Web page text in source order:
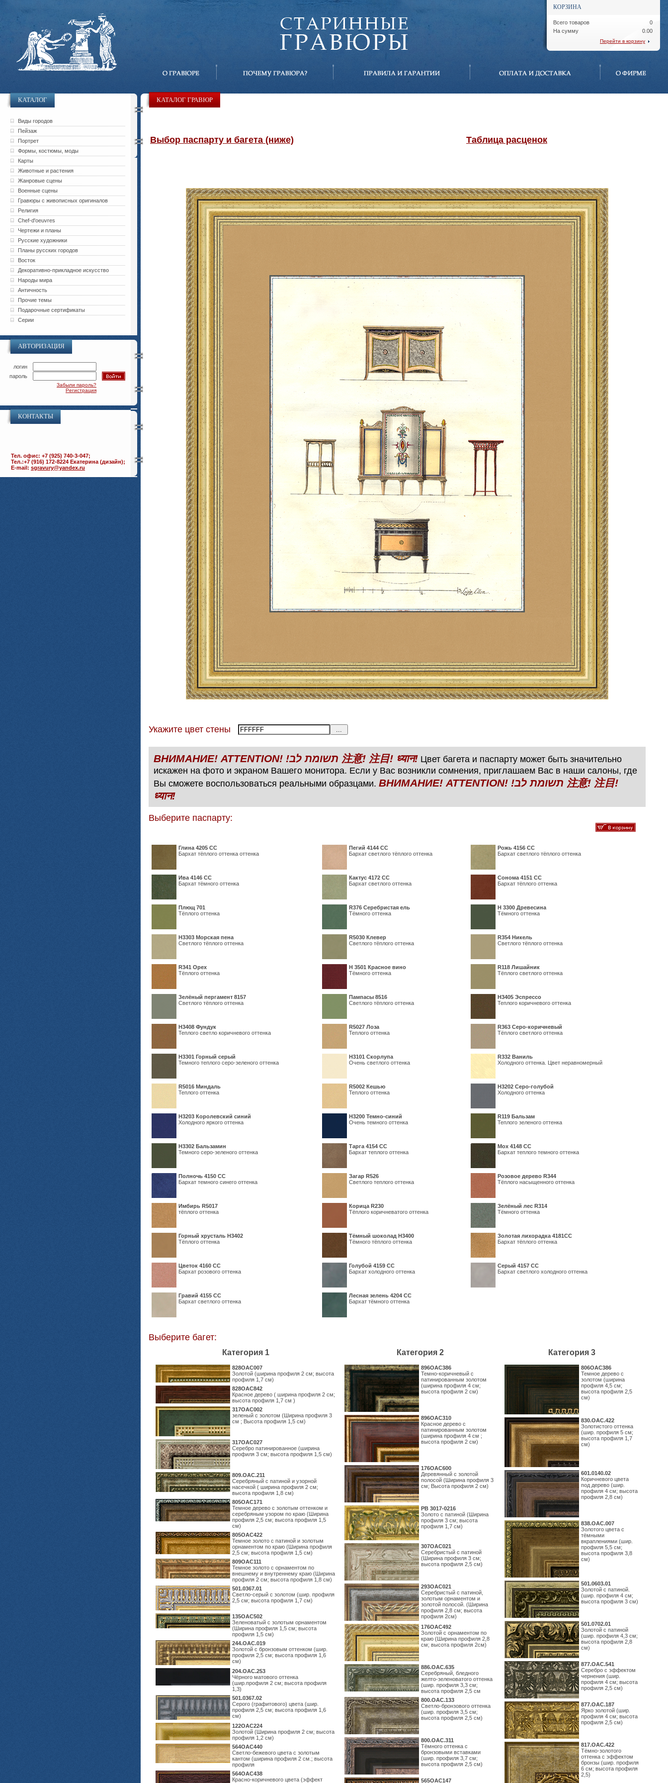
КОРЗИНА
Всего товаров
На сумму
0
0.00
Перейти в корзину
КАТАЛОГ
Виды городов
Пейзаж
Портрет
Формы, костюмы, моды
Карты
Животные и растения
Жанровые сцены
Военные сцены
Гравюры с живописных оригиналов
Религия
Chef-d'oeuvres
Чертежи и планы
Русские художники
Планы русских городов
Восток
Декоративно-прикладное искусство
Народы мира
Античность
Прочие темы
Подарочные сертификаты
Серии
АВТОРИЗАЦИЯ
логин
пароль
Забыли пароль?
Регистрация
КОНТАКТЫ
Тел. офис: +7 (925) 740-3-047;
Тел.:+7 (916) 172-8224 Екатерина (дизайн);
E-mail: sgravury@yandex.ru
КАТАЛОГ ГРАВЮР
Выбор паспарту и багета (ниже) Таблица расценок
Укажите цвет стены
ВНИМАНИЕ! ATTENTION! !תשומת לב 注意! 注目! ध्यान! Цвет багета и паспарту может быть значительно
искажен на фото и экраном Вашего монитора. Если у Вас возникли сомнения, приглашаем Вас в наши салоны, где
Вы сможете воспользоваться реальными образцами. ВНИМАНИЕ! ATTENTION! !תשומת לב 注意! 注目!
ध्यान!
Выберите паспарту:
Глина 4205 СС
Бархат тёплого оттенка оттенка
Пегий 4144 СС
Бархат светлого тёплого оттенка
Рожь 4156 СС
Бархат светлого тёплого оттенка
Ива 4146 СС
Бархат тёмного оттенка
Кактус 4172 СС
Бархат светлого оттенка
Сонома 4151 СС
Бархат тёплого оттенка
Плющ 701
Тёплого оттенка
R376 Серебристая ель
Тёмного оттенка
H 3300 Древесина
Тёмного оттенка
H3303 Морская пена
Светлого тёплого оттенка
R5030 Клевер
Светлого тёплого оттенка
R354 Никель
Светлого тёплого оттенка
R341 Орех
Тёплого оттенка
Н 3501 Красное вино
Тёмного оттенка
R118 Лишайник
Тёплого светлого оттенка
Зелёный пергамент 8157
Светлого тёплого оттенка
Пампасы 8516
Светлого тёплого оттенка
Н3405 Эспрессо
Теплого коричневого оттенка
Н3408 Фундук
Теплого светло коричневого оттенка
R5027 Лоза
Теплого оттенка
R363 Серо-коричневый
Тёплого светлого оттенка
Н3301 Горный серый
Темного теплого серо-зеленого оттенка
Н3101 Скорлупа
Очень светлого оттенка
R332 Ваниль
Холодного оттенка. Цвет неравномерный
R5016 Миндаль
Теплого оттенка
R5002 Кешью
Теплого оттенка
Н3202 Серо-голубой
Холодного оттенка
Н3203 Королевский синий
Холодного яркого оттенка
Н3200 Темно-синий
Очень темного оттенка
R119 Бальзам
Теплого зеленого оттенка
Н3302 Бальзамин
Темного серо-зеленого оттенка
Тарга 4154 СС
Бархат теплого оттенка
Мох 4148 СС
Бархат теплого темного оттенка
Полночь 4150 СС
Бархат темного синего оттенка
Загар R526
Светлого теплого оттенка
Розовое дерево R344
Тёплого насыщенного оттенка
Имбирь R5017
тёплого оттенка
Корица R230
Тёплого коричневатого оттенка
Зелёный лес R314
Тёмного оттенка
Горный хрусталь H3402
Тёплого оттенка
Тёмный шоколад H3400
Тёмного тёплого оттенка
Золотая лихорадка 4181СС
Бархат тёплого оттенка
Цветок 4160 СС
Бархат розового оттенка
Голубой 4159 СС
Бархат холодного оттенка
Серый 4157 СС
Бархат светлого холодного оттенка
Гравий 4155 СС
Бархат светлого оттенка
Лесная зелень 4204 СС
Бархат тёмного оттенка
Выберите багет:
Категория 1 Категория 2 Категория 3
828OAC007
Золотой (ширина профиля 2 см; высота
профиля 1,7 см)
828OAC842
Красное дерево ( ширина профиля 2 см;
высота профиля 1,7 см )
317OAC002
зеленый с золотом (Ширина профиля 3
см ; Высота профиля 1,5 см)
317OAC027
Серебро патинированное (ширина
профиля 3 см; высота профиля 1,5 см)
809.ОАС.211
Серебряный с патиной и узорной
насечкой ( ширина профиля 2 см;
высота профиля 1,8 см)
805OAC171
Темное дерево с золотым оттенком и
серебряным узором по краю (Ширина
профиля 2,5 см; высота профиля 1,5
см)
805OAC422
Темное золото с патиной и золотым
орнаментом по краю (Ширина профиля
2,5 см; высота профиля 1,5 см)
809OAC111
Темное золото с орнаментом по
внешнему и внутреннему краю (Ширина
профиля 2 см; высота профиля 1,8 см)
501.0367.01
Светло-серый с золотом (шир. профиля
2,5 см; высота профиля 1,7 см)
135OAC502
Зеленоватый с золотым орнаментом
(Ширина профиля 1,5 см; высота
профиля 1,5 см)
244.ОАС.019
Золотой с бронзовым оттенком (шир.
профиля 2,5 см; высота профиля 1,6
см)
204.OAC.253
Чёрного матового оттенка
(шир.профиля 2 см; высота профиля
1,3)
501.0367.02
Серого (графитового) цвета (шир.
профиля 2,5 см; высота профиля 1,6
см)
122OAC224
Золотой (Ширина профиля 2 см; высота
профиля 1,2 см)
564ОАС440
Светло-бежевого цвета с золотым
кантом (ширина профиля 2 см.; высота
профиля
564ОАС438
Красно-коричневого цвета (эффект
896OAC386
Темно-коричневый с
патинированным золотом
(ширина профиля 4 см;
высота профиля 2 см)
896OAC310
Красное дерево с
патинированным золотом
(ширина профиля 4 см ;
высота профиля 2 см)
176OAC600
Деревянный с золотой
полосой (Ширина профиля 3
см; Высота профиля 2 см)
PB 3017-0216
Золото с патиной (Ширина
профиля 3 см; высота
профиля 1,7 см)
307OAC021
Серебристый с патиной
(Ширина профиля 3 см;
высота профиля 2,5 см)
293OAC021
Серебристый с патиной,
золотым орнаментом и
золотой полосой. (Ширина
профиля 2,8 см; высота
профиля 2см)
176OAC492
Золотой с орнаментом по
краю (Ширина профиля 2,8
см; высота профиля 2см)
886.ОАС.635
Серебряный, бледного
желто-зеленоватого оттенка
(шир. профиля 3,3 см;
высота профиля 2,5 см
800.ОАС.133
Светло-бронзового оттенка
(шир. профиля 3,5 см;
высота профиля 2,5 см)
800.ОАС.311
Тёмного оттенка с
бронзовыми вставками
(шир. профиля 3,7 см;
высота профиля 2,5 см)
565ОАС147
806OAC386
Темное дерево с
золотом (ширина
профиля 4,5 см;
высота профиля 2,5
см)
830.ОАС.422
Золотистого оттенка
(шир. профиля 5 см;
высота профиля 1,7
см)
601.0140.02
Коричневого цвета
под дерево (шир.
профиля 4 см; высота
профиля 2,8 см)
838.ОАС.007
Золотого цвета с
тёмными
вкраплениями (шир.
профиля 5,5 см;
высота профиля 3,8
см)
501.0603.01
Золотой с патиной.
(шир. профиля 4 см;
высота профиля 3 см)
501.0702.01
Золотой с патиной
(шир. профиля 4,3 см;
высота профиля 2,8
см)
877.ОАС.541
Серебро с эффектом
чернения (шир.
профиля 4 см; высота
профиля 2,5 см)
877.ОАС.187
Ярко золотой (шир.
профиля 4 см; высота
профиля 2,5 см)
817.ОАС.422
Тёмно-золотого
оттенка с эффектом
бронзы (шир. профиля
6 см; высота профиля
2,5)